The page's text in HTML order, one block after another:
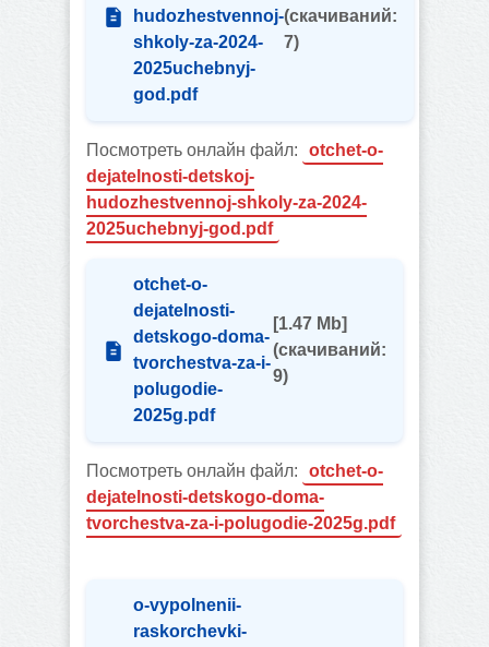
hudozhestvennoj-
shkoly-za-2024-
2025uchebnyj-
god.pdf
(cкачиваний:
7)
Посмотреть онлайн файл:
otchet-o-
dejatelnosti-detskoj-
hudozhestvennoj-shkoly-za-2024-
2025uchebnyj-god.pdf
otchet-o-
dejatelnosti-
detskogo-doma-
tvorchestva-za-i-
polugodie-
2025g.pdf
[1.47 Mb]
(cкачиваний:
9)
Посмотреть онлайн файл:
otchet-o-
dejatelnosti-detskogo-doma-
tvorchestva-za-i-polugodie-2025g.pdf
o-vypolnenii-
raskorchevki-